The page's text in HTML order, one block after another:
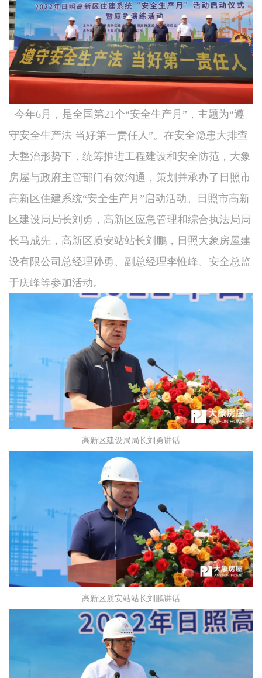
今年6月，是全国第21个“安全生产月”，主题为“遵
守安全生产法 当好第一责任人”。在安全隐患大排查
大整治形势下，统筹推进工程建设和安全防范，大象
房屋与政府主管部门有效沟通，策划并承办了日照市
高新区住建系统“安全生产月”启动活动。日照市高新
区建设局局长刘勇，高新区应急管理和综合执法局局
长马成先，高新区质安站站长刘鹏，日照大象房屋建
设有限公司总经理孙勇、副总经理李惟峰、安全总监
于庆峰等参加活动。
高新区建设局局长刘勇讲话
高新区质安站站长刘鹏讲话